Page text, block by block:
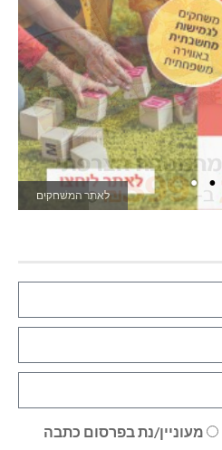
לרכישה
מעוניין/נת בפרסום כתבה